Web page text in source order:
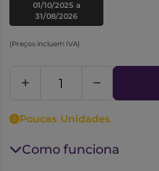
01/10/2025 a
31/08/2026
(Preços incluem IVA)
Poucas Unidades
Como funciona